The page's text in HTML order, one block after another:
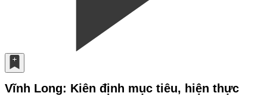
Vĩnh Long: Kiên định mục tiêu, hiện thực